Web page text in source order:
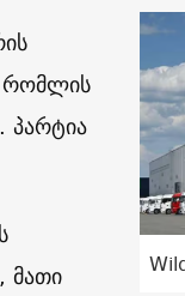
რომლის
პარტია
მათი